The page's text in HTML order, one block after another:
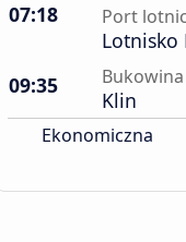
07:18 Port
Lotnisko
09:35
Klin
Ekonomiczna